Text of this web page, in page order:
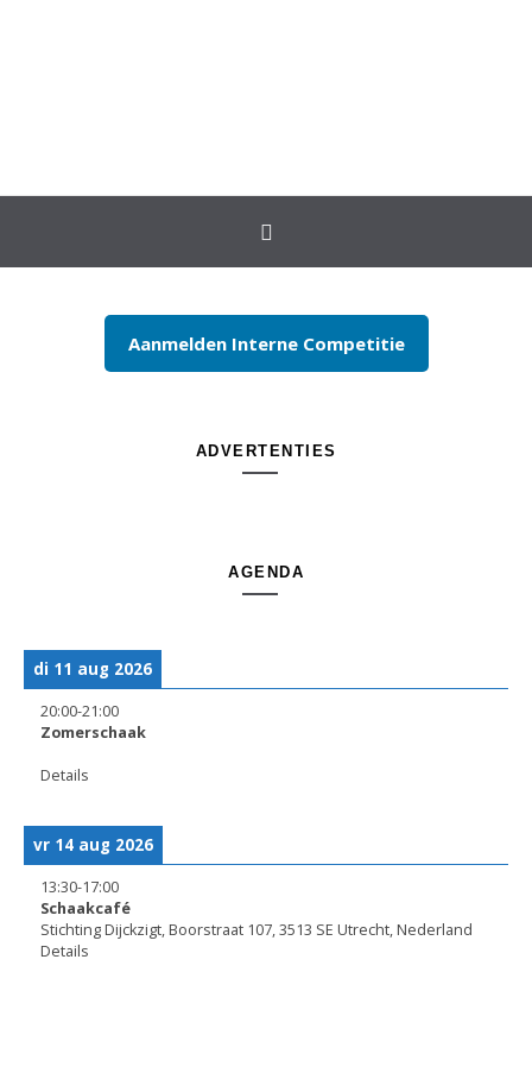
Aanmelden Interne Competitie
ADVERTENTIES
AGENDA
di 11 aug 2026
20:00-21:00
Zomerschaak
Details
vr 14 aug 2026
13:30-17:00
Schaakcafé
Stichting Dijckzigt, Boorstraat 107, 3513 SE Utrecht, Nederland
Details